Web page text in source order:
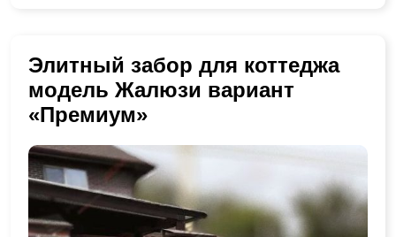
Элитный забор для коттеджа
модель Жалюзи вариант
«Премиум»